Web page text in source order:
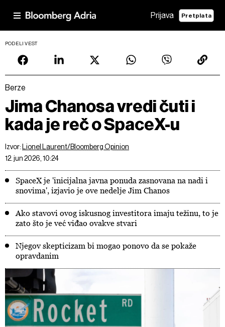
Prijava Pretplata
PODELI VEST
Berze
Jima Chanosa vredi čuti i
kada je reč o SpaceX-u
Izvor:
Lionel Laurent/Bloomberg Opinion
12. jun 2026, 10:24
SpaceX je 'inicijalna javna ponuda zasnovana na nadi i
snovima', izjavio je ove nedelje Jim Chanos
Ako stavovi ovog iskusnog investitora imaju težinu, to je
zato što je već viđao ovakve stvari
Njegov skepticizam bi mogao ponovo da se pokaže
opravdanim